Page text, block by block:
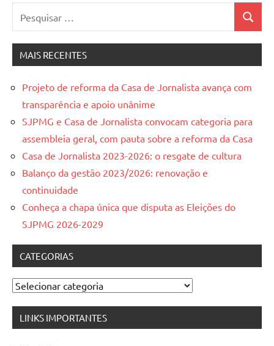
por:
MAIS RECENTES
Projeto de reforma da Casa de Jornalista avança com
transparência e apoio unânime
SJPMG e Casa de Jornalista convocam categoria para
assembleia geral, com pauta sobre a reforma da Casa
Casa de Jornalista 2023-2026: o resgate de cultura
Balanço da gestão 2023/2026: renovação e
continuidade
Conheça a chapa única que disputa as Eleições do
SJPMG 2026-2029
CATEGORIAS
Categorias
LINKS IMPORTANTES